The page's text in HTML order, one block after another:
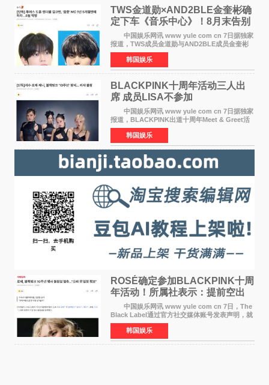
TWS金道勋×AND2BLE金奎彬确
定下车《音乐中心》！8月末告别
MC席位
中国娱乐网讯 www yule com cn 7日据独家
报道，TWS成员金道勋与AND2BLE成员金奎彬
将于8月离开《音乐中心》MC的位置。 金道
勋与金奎彬于去年3月与H2H A-NA一起被选为
《音乐中心》MC，约1
韩国娱乐
BLACKPINK十周年活动三人出
席 成员LISA不参加
中国娱乐网讯 www yule com cn 7日据独家
报道，BLACKPINK出道十周年Meet & Greet活
动将由智秀、ROS&Eacute;、JENNIE出席，
LISA将缺席。 此前BLACKPINK所属社YG并
未为组合出道十周年做
韩国娱乐
ROSÉ确定参加BLACKPINK十周
年活动！所属社表示：提前空出
了时间
中国娱乐网讯 www yule com cn 7日，The
Black Label通过官方社交媒体账号发表声明，就
近期网络上关于ROS&Eacute;个人行程及是否参
加BLACKPINK出道纪念活动的种种猜测作出正
式回应。 Th
韩国娱乐